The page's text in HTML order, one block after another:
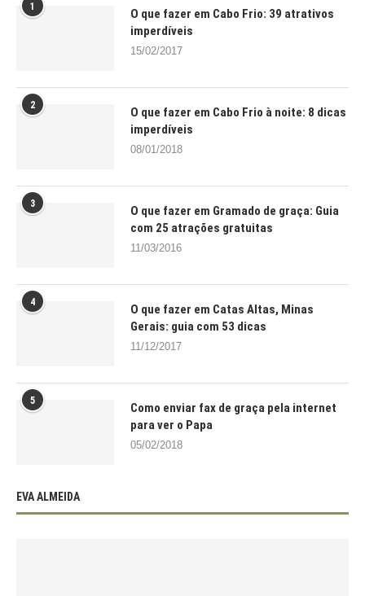
1
O que fazer em Cabo Frio: 39 atrativos
imperdíveis
15/02/2017
2
O que fazer em Cabo Frio à noite: 8 dicas
imperdíveis
08/01/2018
3
O que fazer em Gramado de graça: Guia
com 25 atrações gratuitas
11/03/2016
4
O que fazer em Catas Altas, Minas
Gerais: guia com 53 dicas
11/12/2017
5
Como enviar fax de graça pela internet
para ver o Papa
05/02/2018
EVA ALMEIDA